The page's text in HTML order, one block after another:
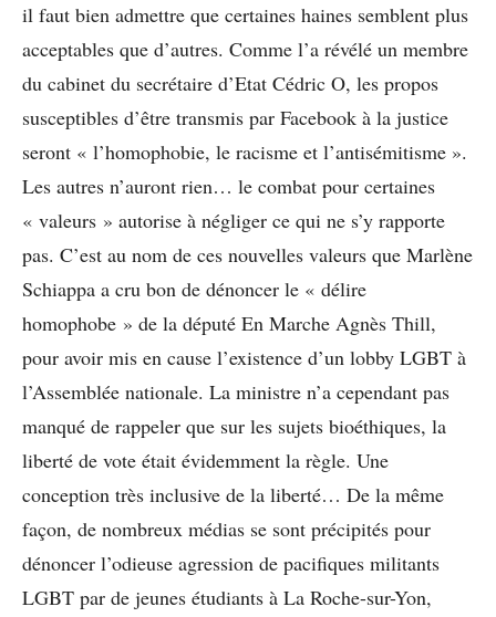
il faut bien admettre que certaines haines semblent plus
acceptables que d’autres. Comme l’a révélé un membre
du cabinet du secrétaire d’Etat Cédric O, les propos
susceptibles d’être transmis par Facebook à la justice
seront « l’homophobie, le racisme et l’antisémitisme ».
Les autres n’auront rien… le combat pour certaines
« valeurs » autorise à négliger ce qui ne s’y rapporte
pas. C’est au nom de ces nouvelles valeurs que Marlène
Schiappa a cru bon de dénoncer le « délire
homophobe » de la député En Marche Agnès Thill,
pour avoir mis en cause l’existence d’un lobby LGBT à
l’Assemblée nationale. La ministre n’a cependant pas
manqué de rappeler que sur les sujets bioéthiques, la
liberté de vote était évidemment la règle. Une
conception très inclusive de la liberté… De la même
façon, de nombreux médias se sont précipités pour
dénoncer l’odieuse agression de pacifiques militants
LGBT par de jeunes étudiants à La Roche-sur-Yon,